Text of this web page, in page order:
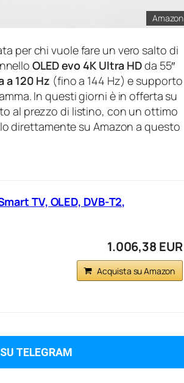
Amazon
per chi vuole fare un vero salto di
OLED evo 4K Ultra HDda 55″
a 120 Hz (fino a 144 Hz) e supporto
In questi giorni è in offerta su
al prezzo di listino, con un ottimo
direttamente su Amazon a questo
TV, OLED, DVB-T2,
1.006,38 EUR
Acquista su Amazon
TELEGRAM